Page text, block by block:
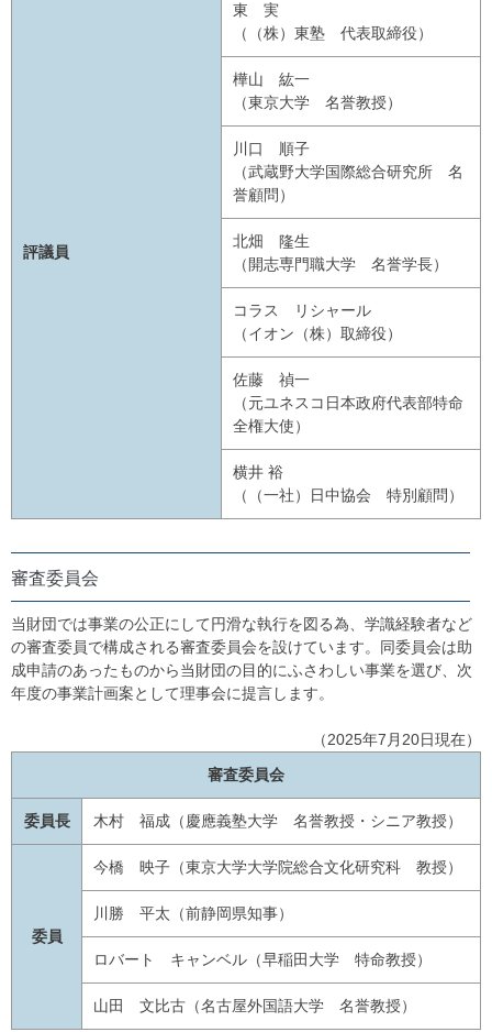
評議員
東 実
（（株）東塾 代表取締役）
樺山 紘一
（東京大学 名誉教授）
川口 順子
（武蔵野大学国際総合研究所 名
誉顧問）
北畑 隆生
（開志専門職大学 名誉学長）
コラス リシャール
（イオン（株）取締役）
佐藤 禎一
（元ユネスコ日本政府代表部特命
全権大使）
横井 裕
（（一社）日中協会 特別顧問）
審査委員会
当財団では事業の公正にして円滑な執行を図る為、学識経験者など
の審査委員で構成される審査委員会を設けています。同委員会は助
成申請のあったものから当財団の目的にふさわしい事業を選び、次
年度の事業計画案として理事会に提言します。
（2025年7月20日現在）
審査委員会
委員長 木村 福成（慶應義塾大学 名誉教授・シニア教授）
委員
今橋 映子（東京大学大学院総合文化研究科 教授）
川勝 平太（前静岡県知事）
ロバート キャンベル（早稲田大学 特命教授）
山田 文比古（名古屋外国語大学 名誉教授）